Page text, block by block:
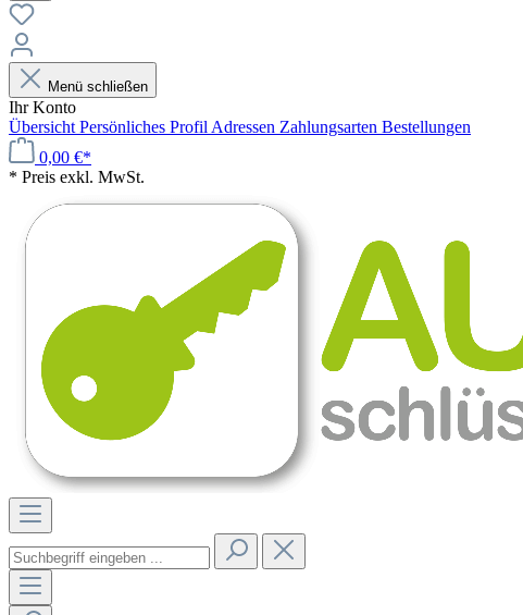
Menü schließen
Ihr Konto
Übersicht Persönliches Profil Adressen Zahlungsarten Bestellungen
0,00 €*
* Preis exkl. MwSt.